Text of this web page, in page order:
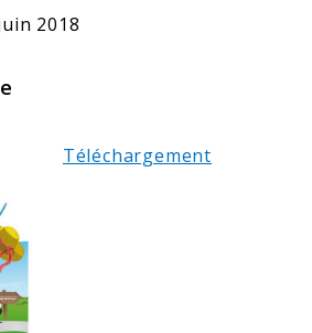
2018
Téléchargement